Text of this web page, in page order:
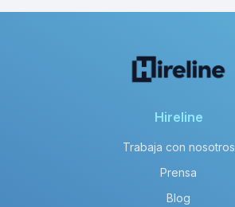
Hireline
Trabaja con nosotros
Prensa
Blog